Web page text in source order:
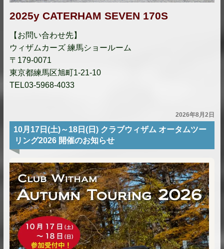
2025y CATERHAM SEVEN 170S
【お問い合わせ先】
ウィザムカーズ 練馬ショールーム
〒179-0071
東京都練馬区旭町1-21-10
TEL03-5968-4033
2026年8月2日
10月17日(土)～18日(日) クラブウィザム オータムツー
リング2026 開催のお知らせ